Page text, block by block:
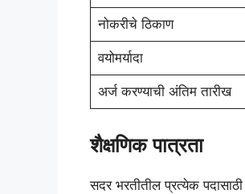
नोकरीचे ठिकाण
वयोमर्यादा
अर्ज करण्याची अंतिम तारीख
शैक्षणिक पात्रता
सदर भरतीतील प्रत्येक